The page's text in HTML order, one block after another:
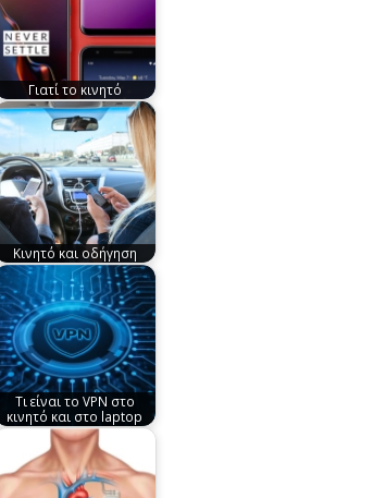
Γιατί το κινητό
Κινητό και οδήγηση
Τι είναι το VPN στο
κινητό και στο laptop